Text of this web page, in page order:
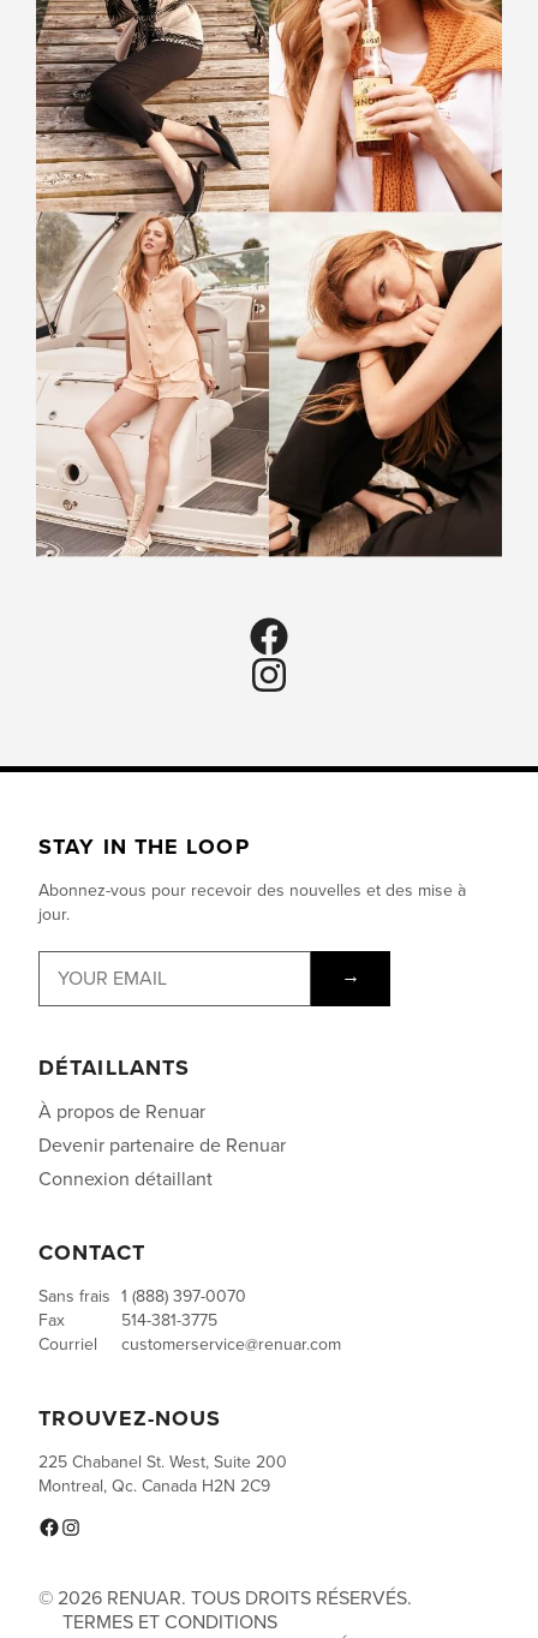
STAY IN THE LOOP
Abonnez-vous pour recevoir des nouvelles et des mise à
jour.
→
DÉTAILLANTS
À propos de Renuar
Devenir partenaire de Renuar
Connexion détaillant
CONTACT
Sans frais 1 (888) 397-0070
Fax
514-381-3775
Courriel
customerservice@renuar.com
TROUVEZ-NOUS
225 Chabanel St. West, Suite 200
Montreal, Qc. Canada H2N 2C9
Facebook
Instagram
© 2026 RENUAR. TOUS DROITS RÉSERVÉS.
TERMES ET CONDITIONS